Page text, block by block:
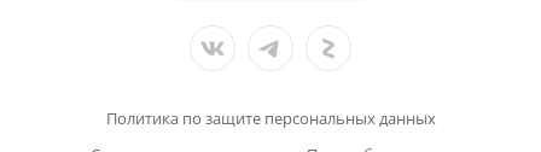
Политика по защите персональных данных